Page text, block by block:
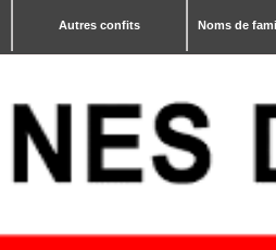
Autres confits Noms de